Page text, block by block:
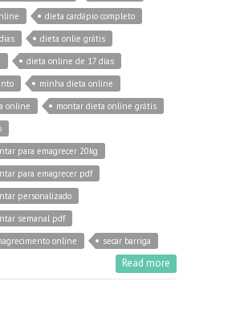
dieta cardápio completo
dieta onlie grátis
dieta online de 17 dias
minha dieta online
online
montar dieta online grátis
para emagrecer 20kg
para emagrecer pdf
personalizado
semanal pdf
online
secar barriga
Read more